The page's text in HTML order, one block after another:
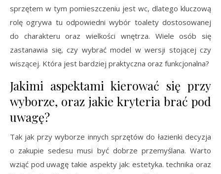
sprzętem w tym pomieszczeniu jest wc, dlatego kluczową
rolę ogrywa tu odpowiedni wybór toalety dostosowanej
do charakteru oraz wielkości wnętrza. Wiele osób się
zastanawia się, czy wybrać model w wersji stojącej czy
wiszącej. Która jest bardziej praktyczna oraz funkcjonalna?
Jakimi aspektami kierować się przy
wyborze, oraz jakie kryteria brać pod
uwagę?
Tak jak przy wyborze innych sprzętów do łazienki decyzja
o zakupie sedesu musi być dobrze przemyślana. Warto
wziąć pod uwagę takie aspekty jak: estetyka. technika oraz